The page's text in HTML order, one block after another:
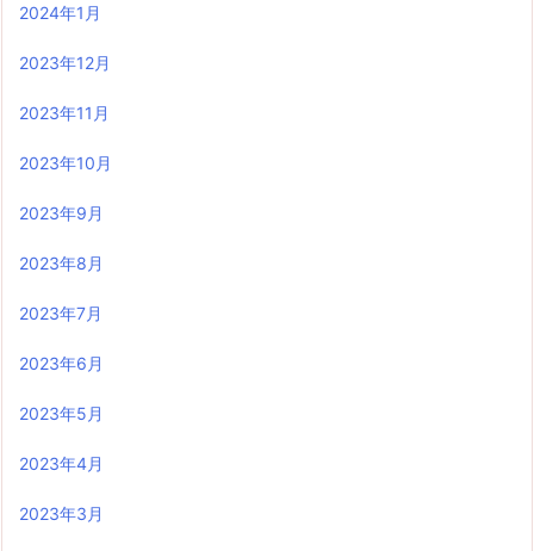
2024年1月
2023年12月
2023年11月
2023年10月
2023年9月
2023年8月
2023年7月
2023年6月
2023年5月
2023年4月
2023年3月